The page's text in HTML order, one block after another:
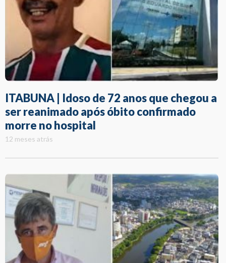
ITABUNA | Idoso de 72 anos que chegou a
ser reanimado após óbito confirmado
morre no hospital
12 meses atrás